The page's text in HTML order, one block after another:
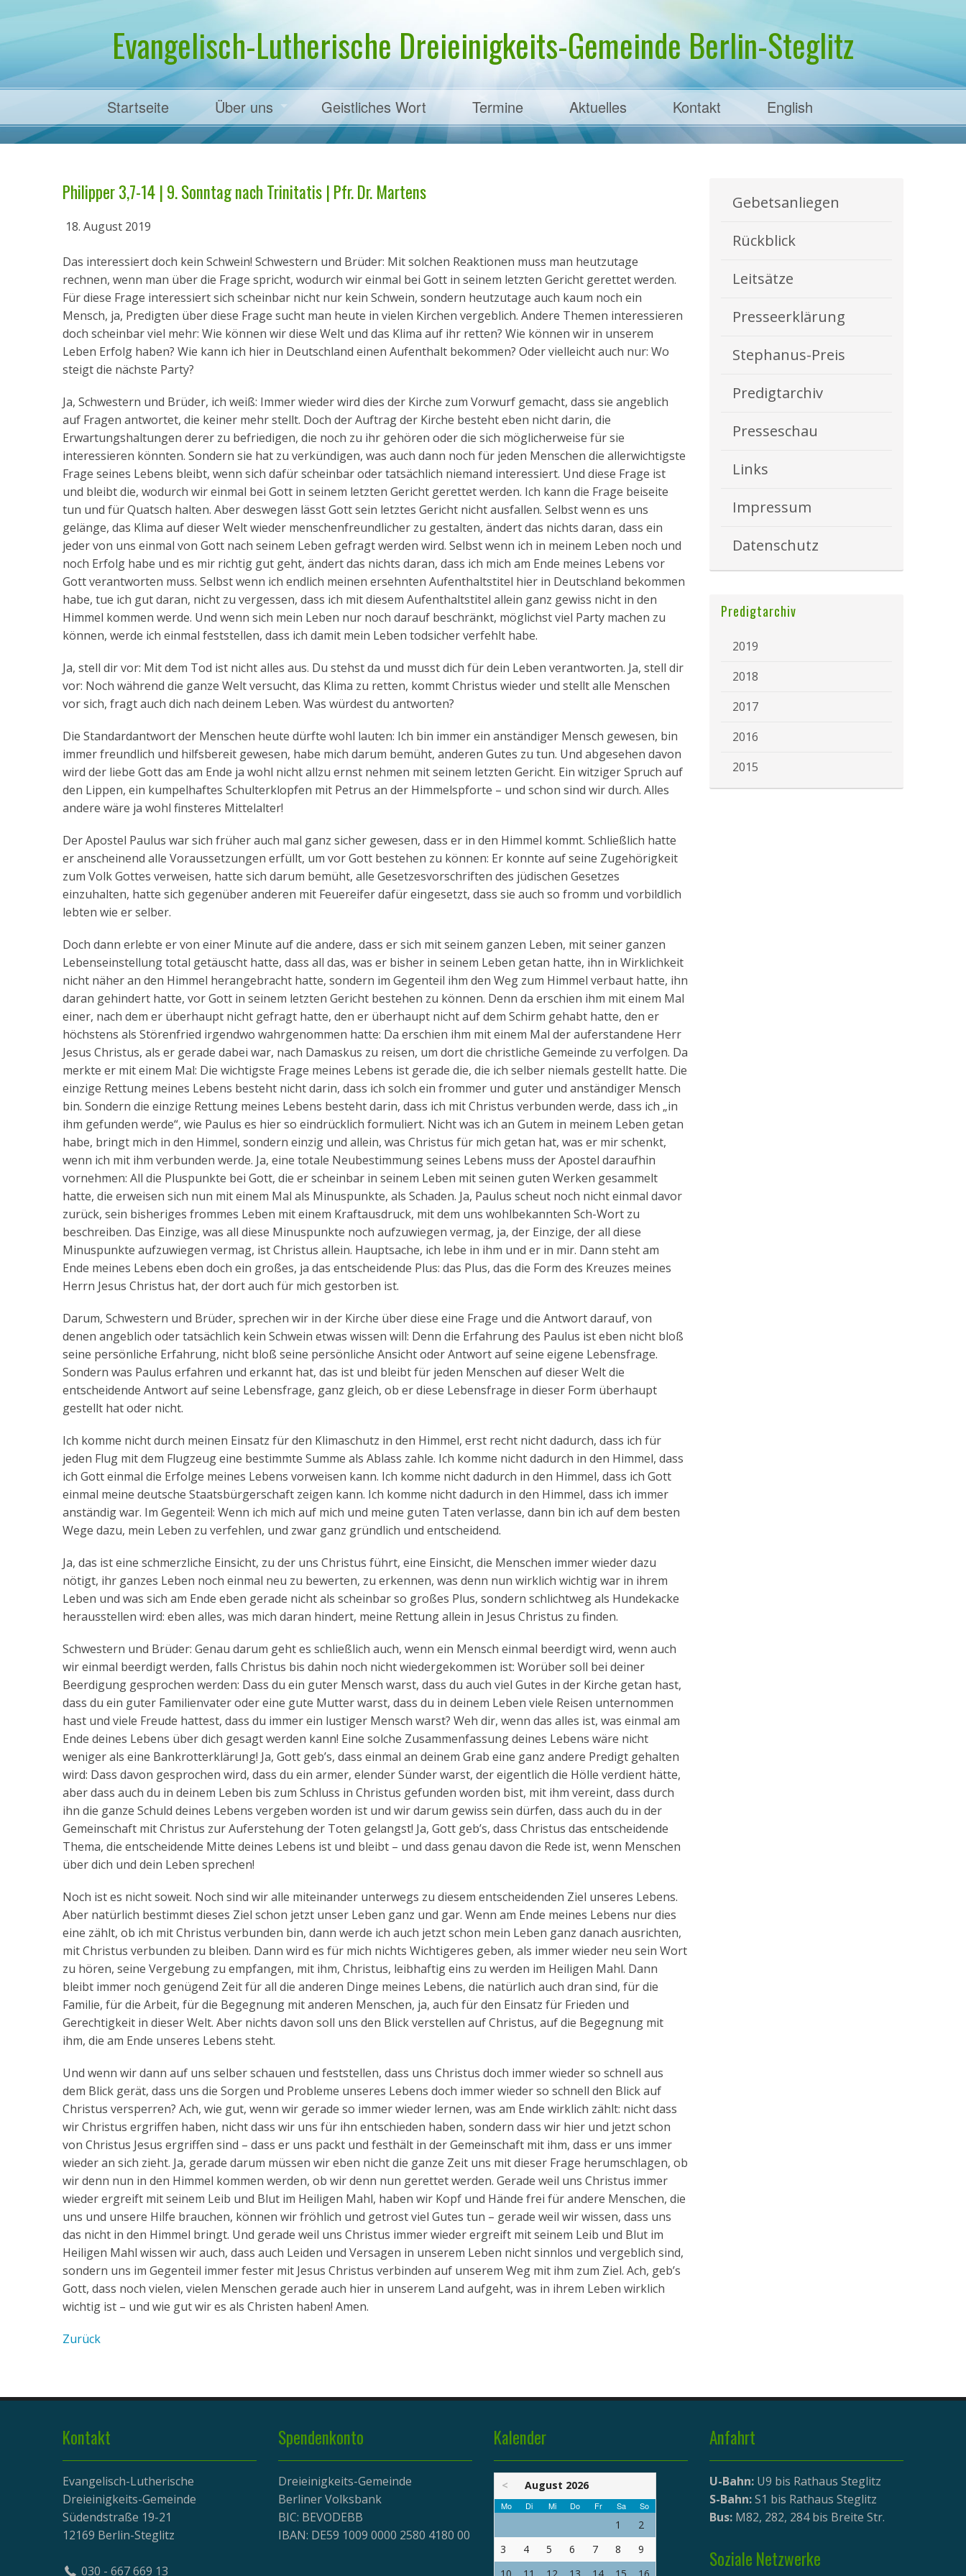
Evangelisch-Lutherische Dreieinigkeits-Gemeinde Berlin-Steglitz
Startseite
Über uns
Pfarrer Dr. Martens
Geistliches Wort Termine Aktuelles Kontakt English
Philipper 3,7-14 | 9. Sonntag nach Trinitatis | Pfr. Dr. Martens
18. August 2019
Das interessiert doch kein Schwein! Schwestern und Brüder: Mit solchen Reaktionen muss man heutzutage
rechnen, wenn man über die Frage spricht, wodurch wir einmal bei Gott in seinem letzten Gericht gerettet werden.
Für diese Frage interessiert sich scheinbar nicht nur kein Schwein, sondern heutzutage auch kaum noch ein
Mensch, ja, Predigten über diese Frage sucht man heute in vielen Kirchen vergeblich. Andere Themen interessieren
doch scheinbar viel mehr: Wie können wir diese Welt und das Klima auf ihr retten? Wie können wir in unserem
Leben Erfolg haben? Wie kann ich hier in Deutschland einen Aufenthalt bekommen? Oder vielleicht auch nur: Wo
steigt die nächste Party?
Ja, Schwestern und Brüder, ich weiß: Immer wieder wird dies der Kirche zum Vorwurf gemacht, dass sie angeblich
auf Fragen antwortet, die keiner mehr stellt. Doch der Auftrag der Kirche besteht eben nicht darin, die
Erwartungshaltungen derer zu befriedigen, die noch zu ihr gehören oder die sich möglicherweise für sie
interessieren könnten. Sondern sie hat zu verkündigen, was auch dann noch für jeden Menschen die allerwichtigste
Frage seines Lebens bleibt, wenn sich dafür scheinbar oder tatsächlich niemand interessiert. Und diese Frage ist
und bleibt die, wodurch wir einmal bei Gott in seinem letzten Gericht gerettet werden. Ich kann die Frage beiseite
tun und für Quatsch halten. Aber deswegen lässt Gott sein letztes Gericht nicht ausfallen. Selbst wenn es uns
gelänge, das Klima auf dieser Welt wieder menschenfreundlicher zu gestalten, ändert das nichts daran, dass ein
jeder von uns einmal von Gott nach seinem Leben gefragt werden wird. Selbst wenn ich in meinem Leben noch und
noch Erfolg habe und es mir richtig gut geht, ändert das nichts daran, dass ich mich am Ende meines Lebens vor
Gott verantworten muss. Selbst wenn ich endlich meinen ersehnten Aufenthaltstitel hier in Deutschland bekommen
habe, tue ich gut daran, nicht zu vergessen, dass ich mit diesem Aufenthaltstitel allein ganz gewiss nicht in den
Himmel kommen werde. Und wenn sich mein Leben nur noch darauf beschränkt, möglichst viel Party machen zu
können, werde ich einmal feststellen, dass ich damit mein Leben todsicher verfehlt habe.
Ja, stell dir vor: Mit dem Tod ist nicht alles aus. Du stehst da und musst dich für dein Leben verantworten. Ja, stell dir
vor: Noch während die ganze Welt versucht, das Klima zu retten, kommt Christus wieder und stellt alle Menschen
vor sich, fragt auch dich nach deinem Leben. Was würdest du antworten?
Die Standardantwort der Menschen heute dürfte wohl lauten: Ich bin immer ein anständiger Mensch gewesen, bin
immer freundlich und hilfsbereit gewesen, habe mich darum bemüht, anderen Gutes zu tun. Und abgesehen davon
wird der liebe Gott das am Ende ja wohl nicht allzu ernst nehmen mit seinem letzten Gericht. Ein witziger Spruch auf
den Lippen, ein kumpelhaftes Schulterklopfen mit Petrus an der Himmelspforte – und schon sind wir durch. Alles
andere wäre ja wohl finsteres Mittelalter!
Der Apostel Paulus war sich früher auch mal ganz sicher gewesen, dass er in den Himmel kommt. Schließlich hatte
er anscheinend alle Voraussetzungen erfüllt, um vor Gott bestehen zu können: Er konnte auf seine Zugehörigkeit
zum Volk Gottes verweisen, hatte sich darum bemüht, alle Gesetzesvorschriften des jüdischen Gesetzes
einzuhalten, hatte sich gegenüber anderen mit Feuereifer dafür eingesetzt, dass sie auch so fromm und vorbildlich
lebten wie er selber.
Doch dann erlebte er von einer Minute auf die andere, dass er sich mit seinem ganzen Leben, mit seiner ganzen
Lebenseinstellung total getäuscht hatte, dass all das, was er bisher in seinem Leben getan hatte, ihn in Wirklichkeit
nicht näher an den Himmel herangebracht hatte, sondern im Gegenteil ihm den Weg zum Himmel verbaut hatte, ihn
daran gehindert hatte, vor Gott in seinem letzten Gericht bestehen zu können. Denn da erschien ihm mit einem Mal
einer, nach dem er überhaupt nicht gefragt hatte, den er überhaupt nicht auf dem Schirm gehabt hatte, den er
höchstens als Störenfried irgendwo wahrgenommen hatte: Da erschien ihm mit einem Mal der auferstandene Herr
Jesus Christus, als er gerade dabei war, nach Damaskus zu reisen, um dort die christliche Gemeinde zu verfolgen. Da
merkte er mit einem Mal: Die wichtigste Frage meines Lebens ist gerade die, die ich selber niemals gestellt hatte. Die
einzige Rettung meines Lebens besteht nicht darin, dass ich solch ein frommer und guter und anständiger Mensch
bin. Sondern die einzige Rettung meines Lebens besteht darin, dass ich mit Christus verbunden werde, dass ich „in
ihm gefunden werde“, wie Paulus es hier so eindrücklich formuliert. Nicht was ich an Gutem in meinem Leben getan
habe, bringt mich in den Himmel, sondern einzig und allein, was Christus für mich getan hat, was er mir schenkt,
wenn ich mit ihm verbunden werde. Ja, eine totale Neubestimmung seines Lebens muss der Apostel daraufhin
vornehmen: All die Pluspunkte bei Gott, die er scheinbar in seinem Leben mit seinen guten Werken gesammelt
hatte, die erweisen sich nun mit einem Mal als Minuspunkte, als Schaden. Ja, Paulus scheut noch nicht einmal davor
zurück, sein bisheriges frommes Leben mit einem Kraftausdruck, mit dem uns wohlbekannten Sch-Wort zu
beschreiben. Das Einzige, was all diese Minuspunkte noch aufzuwiegen vermag, ja, der Einzige, der all diese
Minuspunkte aufzuwiegen vermag, ist Christus allein. Hauptsache, ich lebe in ihm und er in mir. Dann steht am
Ende meines Lebens eben doch ein großes, ja das entscheidende Plus: das Plus, das die Form des Kreuzes meines
Herrn Jesus Christus hat, der dort auch für mich gestorben ist.
Darum, Schwestern und Brüder, sprechen wir in der Kirche über diese eine Frage und die Antwort darauf, von
denen angeblich oder tatsächlich kein Schwein etwas wissen will: Denn die Erfahrung des Paulus ist eben nicht bloß
seine persönliche Erfahrung, nicht bloß seine persönliche Ansicht oder Antwort auf seine eigene Lebensfrage.
Sondern was Paulus erfahren und erkannt hat, das ist und bleibt für jeden Menschen auf dieser Welt die
entscheidende Antwort auf seine Lebensfrage, ganz gleich, ob er diese Lebensfrage in dieser Form überhaupt
gestellt hat oder nicht.
Ich komme nicht durch meinen Einsatz für den Klimaschutz in den Himmel, erst recht nicht dadurch, dass ich für
jeden Flug mit dem Flugzeug eine bestimmte Summe als Ablass zahle. Ich komme nicht dadurch in den Himmel, dass
ich Gott einmal die Erfolge meines Lebens vorweisen kann. Ich komme nicht dadurch in den Himmel, dass ich Gott
einmal meine deutsche Staatsbürgerschaft zeigen kann. Ich komme nicht dadurch in den Himmel, dass ich immer
anständig war. Im Gegenteil: Wenn ich mich auf mich und meine guten Taten verlasse, dann bin ich auf dem besten
Wege dazu, mein Leben zu verfehlen, und zwar ganz gründlich und entscheidend.
Ja, das ist eine schmerzliche Einsicht, zu der uns Christus führt, eine Einsicht, die Menschen immer wieder dazu
nötigt, ihr ganzes Leben noch einmal neu zu bewerten, zu erkennen, was denn nun wirklich wichtig war in ihrem
Leben und was sich am Ende eben gerade nicht als scheinbar so großes Plus, sondern schlichtweg als Hundekacke
herausstellen wird: eben alles, was mich daran hindert, meine Rettung allein in Jesus Christus zu finden.
Schwestern und Brüder: Genau darum geht es schließlich auch, wenn ein Mensch einmal beerdigt wird, wenn auch
wir einmal beerdigt werden, falls Christus bis dahin noch nicht wiedergekommen ist: Worüber soll bei deiner
Beerdigung gesprochen werden: Dass du ein guter Mensch warst, dass du auch viel Gutes in der Kirche getan hast,
dass du ein guter Familienvater oder eine gute Mutter warst, dass du in deinem Leben viele Reisen unternommen
hast und viele Freude hattest, dass du immer ein lustiger Mensch warst? Weh dir, wenn das alles ist, was einmal am
Ende deines Lebens über dich gesagt werden kann! Eine solche Zusammenfassung deines Lebens wäre nicht
weniger als eine Bankrotterklärung! Ja, Gott geb’s, dass einmal an deinem Grab eine ganz andere Predigt gehalten
wird: Dass davon gesprochen wird, dass du ein armer, elender Sünder warst, der eigentlich die Hölle verdient hätte,
aber dass auch du in deinem Leben bis zum Schluss in Christus gefunden worden bist, mit ihm vereint, dass durch
ihn die ganze Schuld deines Lebens vergeben worden ist und wir darum gewiss sein dürfen, dass auch du in der
Gemeinschaft mit Christus zur Auferstehung der Toten gelangst! Ja, Gott geb’s, dass Christus das entscheidende
Thema, die entscheidende Mitte deines Lebens ist und bleibt – und dass genau davon die Rede ist, wenn Menschen
über dich und dein Leben sprechen!
Noch ist es nicht soweit. Noch sind wir alle miteinander unterwegs zu diesem entscheidenden Ziel unseres Lebens.
Aber natürlich bestimmt dieses Ziel schon jetzt unser Leben ganz und gar. Wenn am Ende meines Lebens nur dies
eine zählt, ob ich mit Christus verbunden bin, dann werde ich auch jetzt schon mein Leben ganz danach ausrichten,
mit Christus verbunden zu bleiben. Dann wird es für mich nichts Wichtigeres geben, als immer wieder neu sein Wort
zu hören, seine Vergebung zu empfangen, mit ihm, Christus, leibhaftig eins zu werden im Heiligen Mahl. Dann
bleibt immer noch genügend Zeit für all die anderen Dinge meines Lebens, die natürlich auch dran sind, für die
Familie, für die Arbeit, für die Begegnung mit anderen Menschen, ja, auch für den Einsatz für Frieden und
Gerechtigkeit in dieser Welt. Aber nichts davon soll uns den Blick verstellen auf Christus, auf die Begegnung mit
ihm, die am Ende unseres Lebens steht.
Und wenn wir dann auf uns selber schauen und feststellen, dass uns Christus doch immer wieder so schnell aus
dem Blick gerät, dass uns die Sorgen und Probleme unseres Lebens doch immer wieder so schnell den Blick auf
Christus versperren? Ach, wie gut, wenn wir gerade so immer wieder lernen, was am Ende wirklich zählt: nicht dass
wir Christus ergriffen haben, nicht dass wir uns für ihn entschieden haben, sondern dass wir hier und jetzt schon
von Christus Jesus ergriffen sind – dass er uns packt und festhält in der Gemeinschaft mit ihm, dass er uns immer
wieder an sich zieht. Ja, gerade darum müssen wir eben nicht die ganze Zeit uns mit dieser Frage herumschlagen, ob
wir denn nun in den Himmel kommen werden, ob wir denn nun gerettet werden. Gerade weil uns Christus immer
wieder ergreift mit seinem Leib und Blut im Heiligen Mahl, haben wir Kopf und Hände frei für andere Menschen, die
uns und unsere Hilfe brauchen, können wir fröhlich und getrost viel Gutes tun – gerade weil wir wissen, dass uns
das nicht in den Himmel bringt. Und gerade weil uns Christus immer wieder ergreift mit seinem Leib und Blut im
Heiligen Mahl wissen wir auch, dass auch Leiden und Versagen in unserem Leben nicht sinnlos und vergeblich sind,
sondern uns im Gegenteil immer fester mit Jesus Christus verbinden auf unserem Weg mit ihm zum Ziel. Ach, geb’s
Gott, dass noch vielen, vielen Menschen gerade auch hier in unserem Land aufgeht, was in ihrem Leben wirklich
wichtig ist – und wie gut wir es als Christen haben! Amen.
Zurück
Gebetsanliegen
Rückblick
Leitsätze
Presseerklärung
Stephanus-Preis
Predigtarchiv
Presseschau
Links
Impressum
Datenschutz
Predigtarchiv
2019
2018
2017
2016
2015
Kontakt
Evangelisch-Lutherische
Dreieinigkeits-Gemeinde
Südendstraße 19-21
12169 Berlin-Steglitz
030 - 667 669 13
Spendenkonto
Dreieinigkeits-Gemeinde
Berliner Volksbank
BIC: BEVODEBB
IBAN: DE59 1009 0000 2580 4180 00
Kalender
< August 2026
Mo Di Mi Do Fr Sa So
1
2
3
4 5 6 7 8
9
Anfahrt
U-Bahn: U9 bis Rathaus Steglitz
S-Bahn:S1 bis Rathaus Steglitz
Bus: M82, 282, 284 bis Breite Str.
Soziale Netzwerke